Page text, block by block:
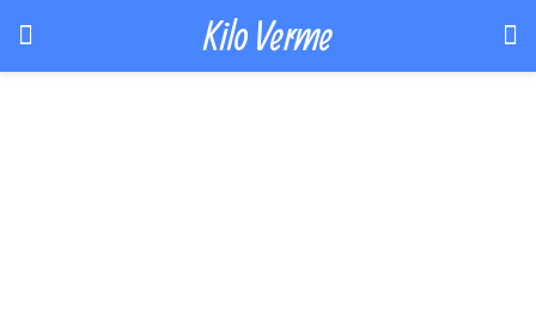
Kilo Verme